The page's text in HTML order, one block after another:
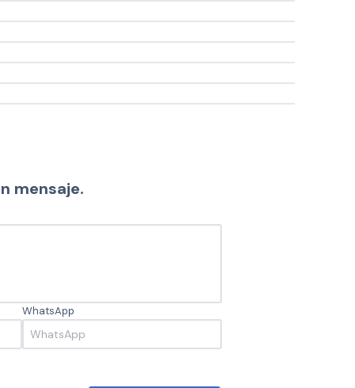
mensaje.
WhatsApp